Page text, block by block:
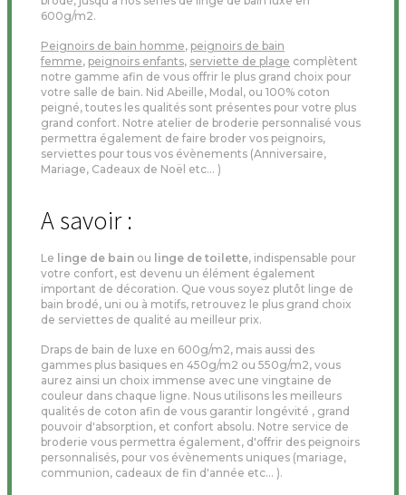
600g/m2.
Peignoirs de bain homme, peignoirs de bain
femme, peignoirs enfants, serviette de plage complètent
notre gamme afin de vous offrir le plus grand choix pour
votre salle de bain. Nid Abeille, Modal, ou 100% coton
peigné, toutes les qualités sont présentes pour votre plus
grand confort. Notre atelier de broderie personnalisé vous
permettra également de faire broder vos peignoirs,
serviettes pour tous vos évènements (Anniversaire,
Mariage, Cadeaux de Noël etc... )
A savoir :
Le linge de bain ou linge de toilette, indispensable pour
votre confort, est devenu un élément également
important de décoration. Que vous soyez plutôt linge de
bain brodé, uni ou à motifs, retrouvez le plus grand choix
de serviettes de qualité au meilleur prix.
Draps de bain de luxe en 600g/m2, mais aussi des
gammes plus basiques en 450g/m2 ou 550g/m2, vous
aurez ainsi un choix immense avec une vingtaine de
couleur dans chaque ligne. Nous utilisons les meilleurs
qualités de coton afin de vous garantir longévité , grand
pouvoir d'absorption, et confort absolu. Notre service de
broderie vous permettra également, d'offrir des peignoirs
personnalisés, pour vos évènements uniques (mariage,
communion, cadeaux de fin d'année etc... ).